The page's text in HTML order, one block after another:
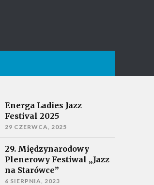
Energa Ladies Jazz
Festival 2025
29 CZERWCA, 2025
29. Międzynarodowy
Plenerowy Festiwal „Jazz
na Starówce”
6 SIERPNIA, 2023